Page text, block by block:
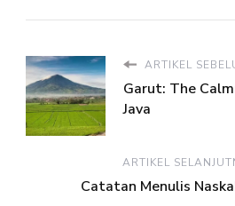
ARTIKEL
Garut: The
Java
ARTIKEL
Catatan Menulis